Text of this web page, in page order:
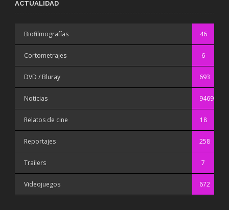
ACTUALIDAD
Biofilmografías 46
Cortometrajes 6
DVD / Bluray 693
Noticias 9469
Relatos de cine 18
Reportajes 258
Trailers 7
Videojuegos 672